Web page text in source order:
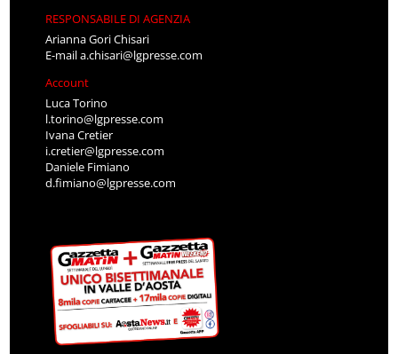
RESPONSABILE DI AGENZIA
Arianna Gori Chisari
E-maila.chisari@lgpresse.com
Account
Luca Torino
l.torino@lgpresse.com
Ivana Cretier
i.cretier@lgpresse.com
Daniele Fimiano
d.fimiano@lgpresse.com